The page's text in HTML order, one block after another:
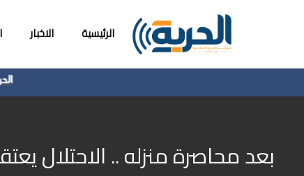
الرئيسية الاخبار
بعد محاصرة منزله .. الاحتلال